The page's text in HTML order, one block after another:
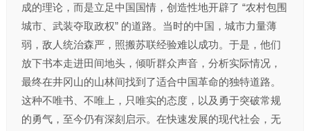
成的理论，而是立足中国国情，创造性地开辟了 “农村包围
城市、武装夺取政权” 的道路。当时的中国，城市力量薄
弱，敌人统治森严，照搬苏联经验难以成功。于是，他们
放下书本走进田间地头，倾听群众声音，分析实际情况，
最终在井冈山的山林间找到了适合中国革命的独特道路。
这种不唯书、不唯上，只唯实的态度，以及勇于突破常规
的勇气，至今仍有深刻启示。在快速发展的现代社会，无